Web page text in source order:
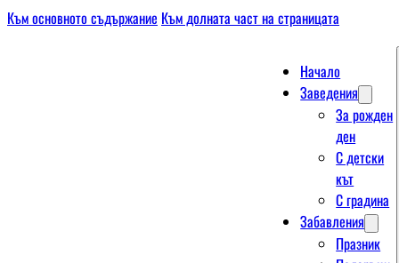
Към основното съдържание Към долната част на страницата
Начало
Заведения
За рожден
ден
С детски
кът
С градина
Забавления
Празник